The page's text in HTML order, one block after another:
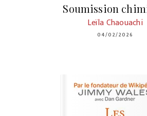
Soumission
Leïla Chaouachi
04/02/2026